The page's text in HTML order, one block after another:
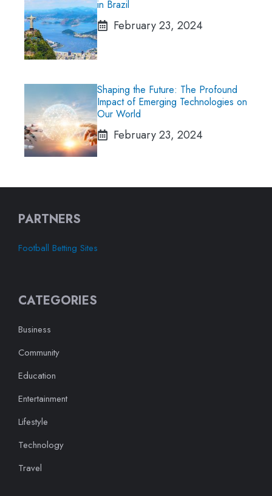
in Brazil
February 23, 2024
Shaping the Future: The Profound
Impact of Emerging Technologies on
Our World
February 23, 2024
PARTNERS
Football Betting Sites
CATEGORIES
Business
Community
Education
Entertainment
Lifestyle
Technology
Travel